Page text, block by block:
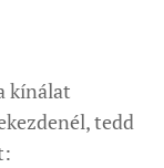
kínálat
tedd